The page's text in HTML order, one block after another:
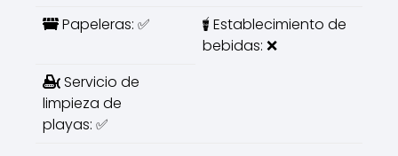
Papeleras: ✅
Establecimiento de
bebidas: ❌
Servicio de
limpieza de
playas: ✅